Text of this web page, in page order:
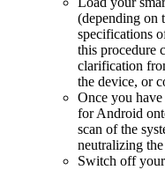
(depending on
specifications
this procedure
clarification
the device, or
Once you
for Android
scan of the
neutralizing the
Switch off